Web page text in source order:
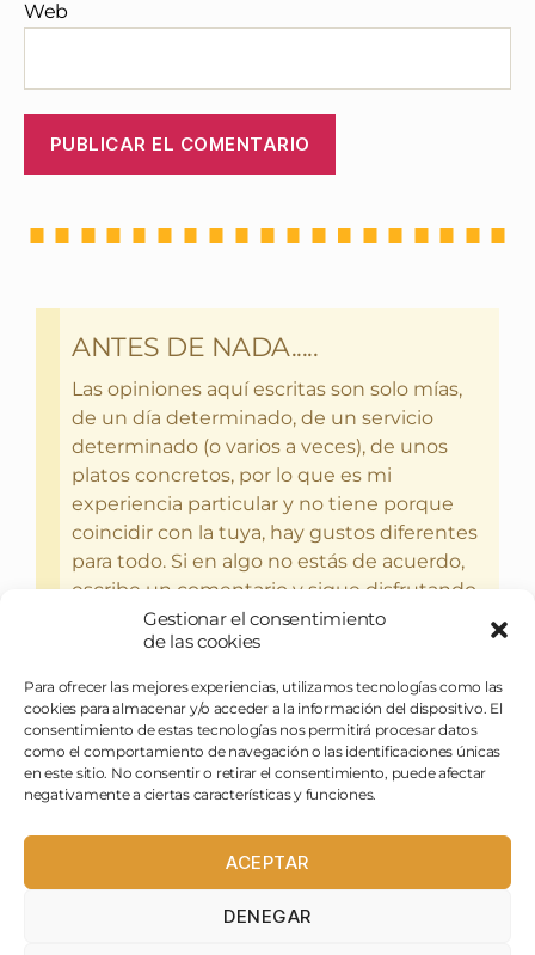
Gestionar el consentimiento
de las cookies
Para ofrecer las mejores experiencias, utilizamos tecnologías como las
cookies para almacenar y/o acceder a la información del dispositivo. El
consentimiento de estas tecnologías nos permitirá procesar datos
como el comportamiento de navegación o las identificaciones únicas
en este sitio. No consentir o retirar el consentimiento, puede afectar
negativamente a ciertas características y funciones.
ACEPTAR
DENEGAR
Web
ANTES DE NADA.....
Las opiniones aquí escritas son solo mías,
de un día determinado, de un servicio
determinado (o varios a veces), de unos
platos concretos, por lo que es mi
experiencia particular y no tiene porque
coincidir con la tuya, hay gustos diferentes
para todo. Si en algo no estás de acuerdo,
escribe un comentario y sigue disfrutando
del bebercio y el glotoneo.